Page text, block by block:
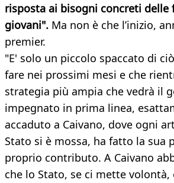
risposta ai bisogni concreti delle
giovani". Ma non è che l’inizio,
premier.
"E' solo un piccolo spaccato di
fare nei prossimi mesi e che
strategia più ampia che vedrà il
impegnato in prima linea,
accaduto a Caivano, dove ogni
Stato si è mossa, ha fatto la sua
proprio contributo. A Caivano
che lo Stato, se ci mette volontà,